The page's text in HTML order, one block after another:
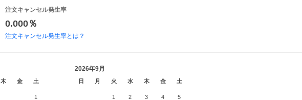
注文キャンセル発生率
0.000％
注文キャンセル発生率とは？
木 金 土
1
2026年9月
日 月 火 水 木 金 土
1 2 3 4 5